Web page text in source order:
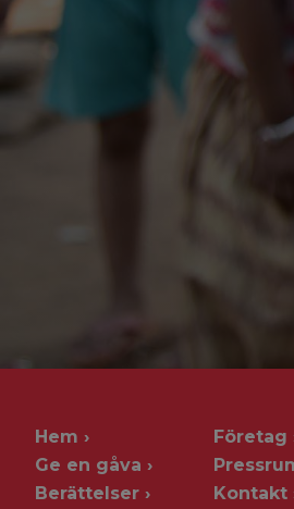
Hem
Ge en gåva
Berättelser
Företag
Kontakt